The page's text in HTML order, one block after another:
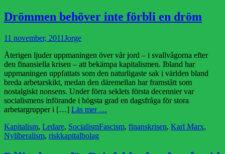
Drömmen behöver inte förbli en dröm
Publicerad
11 november, 2011 Författare
Jorge
Återigen ljuder uppmaningen över vår jord – i svallvågorna efter
den finansiella krisen – att bekämpa kapitalismen. Ibland har
uppmaningen uppfattats som den naturligaste sak i världen bland
breda arbetarskikt, medan den däremellan har framstått som
nostalgiskt nonsens. Under förra seklets första decennier var
socialismens införande i högsta grad en dagsfråga för stora
arbetargrupper i […] Läs mer …
Kategorier
Kapitalism, Ledare, SocialismEtiketter
Fascism, finanskrisen, Karl Marx,
Nyliberalism, riskkapitalbolag